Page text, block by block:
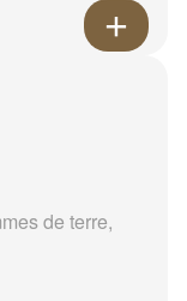
de terre,